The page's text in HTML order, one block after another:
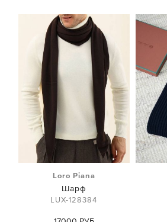
Loro Piana
Шарф
LUX-128384